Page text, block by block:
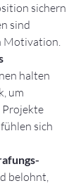
sichern
sind
Motivation.
halten
um
Projekte
sich
belohnt,